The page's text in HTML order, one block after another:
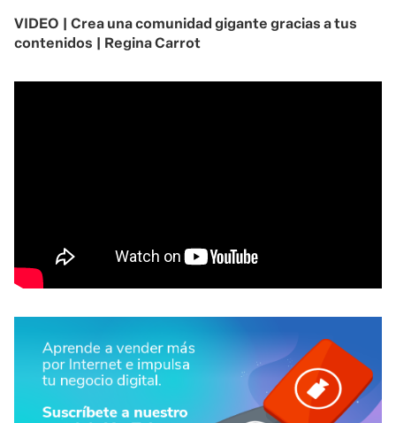
VIDEO | Crea una comunidad gigante gracias a tus
contenidos | Regina Carrot